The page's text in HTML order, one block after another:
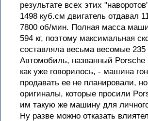
результате всех этих
1498 куб.см двигатель отдавал
7800 об/мин. Полная масса
594 кг, поэтому максимальная
составляла весьма весомые 235
Автомобиль, названный Porsche
как уже говорилось, - машина
продавать ее не планировали,
оригиналы, которые просили
им такую же машину для
Ну разве можно отказать